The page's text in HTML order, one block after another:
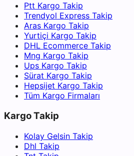
Ptt Kargo Takip
Trendyol Express Takip
Aras Kargo Takip
Yurtiçi Kargo Takip
DHL Ecommerce Takip
Mng Kargo Takip
Ups Kargo Takip
Sürat Kargo Takip
Hepsijet Kargo Takip
Tüm Kargo Firmaları
Kargo Takip
Kolay Gelsin Takip
Dhl Takip